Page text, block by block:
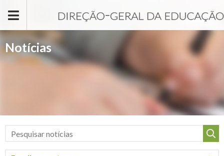
Notícias